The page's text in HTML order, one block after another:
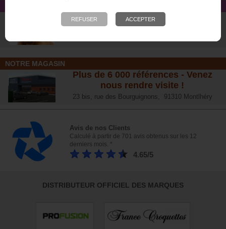
L’arthrose chez le chien :
traitements naturels et conseil
NOTRE MAGASIN
Plus de 6 000 références - Venez
nous rendre visite !
23 bis, rue des Bourguignons, 91310 Montlhéry
Avis de nos Clients
Calculé à partir de 701 avis obtenus sur les 12
derniers mois. *
4.65/5
DISTRIBUTEUR OFFICIEL DES MARQUES